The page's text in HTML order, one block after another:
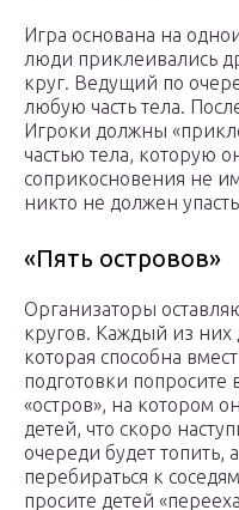
Игра основана на
люди приклеивались
круг. Ведущий по
любую часть тела.
Игроки должны
частью тела, которую
соприкосновения не
никто не должен
«Пять островов»
Организаторы
кругов. Каждый из
которая способна
подготовки попросите
«остров», на котором
детей, что скоро
очереди будет топить,
перебираться к
просите детей